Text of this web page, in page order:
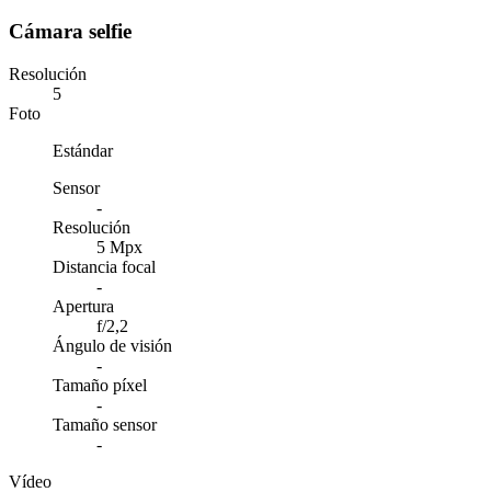
Cámara selfie
Resolución
5
Foto
Estándar
Sensor
-
Resolución
5 Mpx
Distancia focal
-
Apertura
f/2,2
Ángulo de visión
-
Tamaño píxel
-
Tamaño sensor
-
Vídeo